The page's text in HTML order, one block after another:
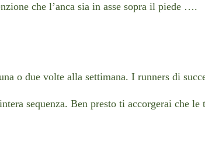
che l’anca sia in asse sopra il piede ….
o due volte alla settimana. I runners di
sequenza. Ben presto ti accorgerai che